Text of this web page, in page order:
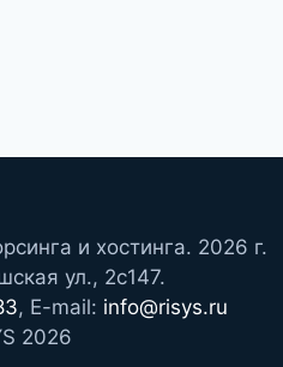
и хостинга. 2026 г.
ул., 2с147.
, E-mail: info@risys.ru
2026